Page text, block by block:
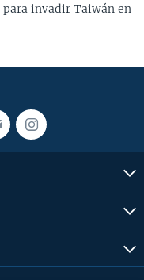
para invadir Taiwán en